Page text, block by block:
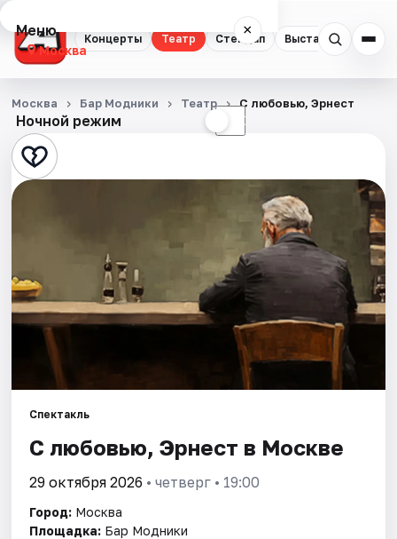
Концерты Театр Стендап Выставки
Меню ×
Москва
Концерты
Театр
Стендап
Экскурсии
Спорт
События
Города
Площадки
Артисты
Ночной режим ☾
Москва Бар Модники Театр С любовью, Эрнест
Спектакль
С любовью, Эрнест в Москве
29 октября 2026 • четверг • 19:00
Город: Москва
Площадка: Бар Модники